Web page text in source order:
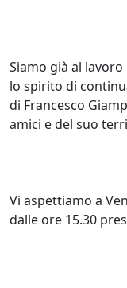
Siamo già al
lo spirito di
di Francesco
amici e del suo
Vi aspettiamo a
dalle ore 15.30